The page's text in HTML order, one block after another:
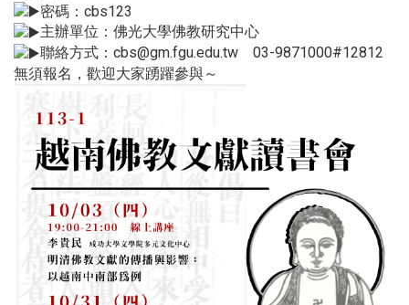
密碼：cbs123
主辦單位：佛光大學佛教研究中心
聯絡方式：cbs@gm.fgu.edu.tw 03-9871000#12812
無須報名，歡迎大家踴躍參與～